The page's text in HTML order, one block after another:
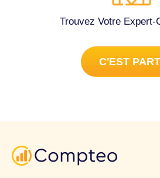
Trouvez Votre Expert-
C'EST